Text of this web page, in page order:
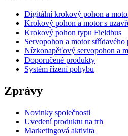
Digitální krokový pohon a
Krokový pohon a motor s
Krokový pohon typu Fieldbus
Servopohon a motor střídavého
Nízkonapěťový servopohon a
Doporučené produkty
Systém řízení pohybu
Zprávy
Novinky společnosti
Uvedení produktu na trh
Marketingová aktivita